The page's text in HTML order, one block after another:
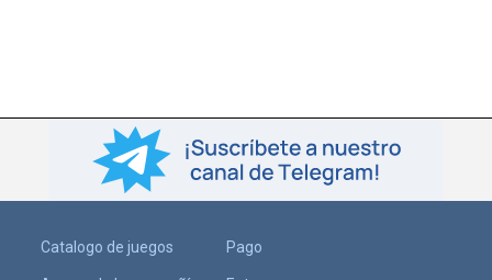
Catalogo de juegos Pago